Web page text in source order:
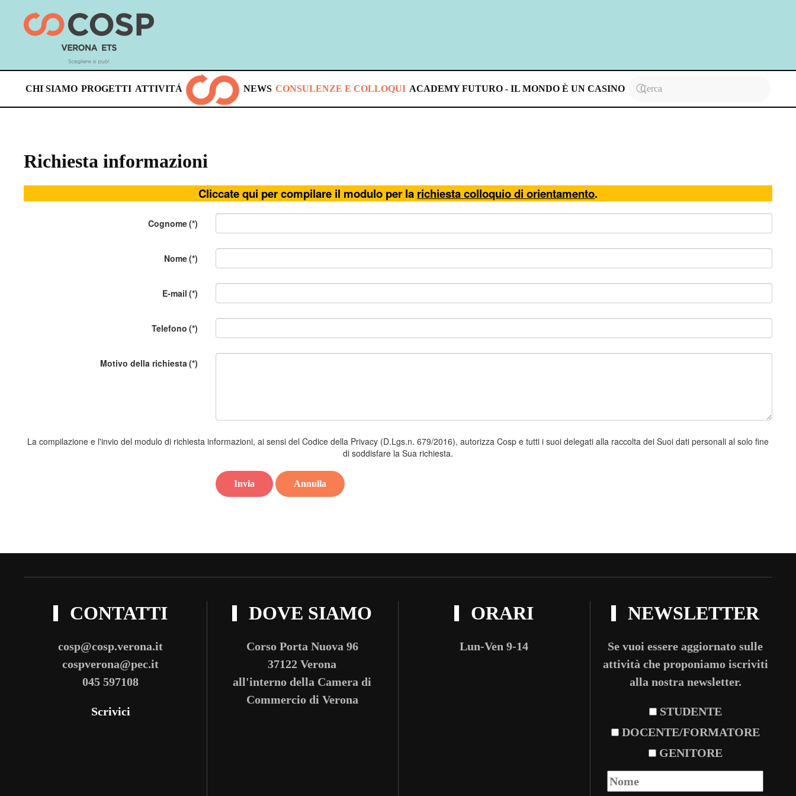
Skip
CHI SIAMO PROGETTI ATTIVITÁ NEWS CONSULENZE E COLLOQUI ACADEMY FUTURO - IL MONDO È UN CASINO
Richiesta informazioni
Cliccate qui per compilare il modulo per la richiesta colloquio di orientamento.
Cognome(*)
Nome(*)
E-mail (*)
Telefono (*)
Motivo della richiesta(*)
La compilazione e l'invio del modulo di richiesta informazioni, ai sensi del Codice della Privacy (D.Lgs.n. 679/2016), autorizza Cosp e tutti i suoi delegati alla raccolta dei Suoi dati personali al solo fine
di soddisfare la Sua richiesta.
Invia Annulla
CONTATTI
cosp@cosp.verona.it
cospverona@pec.it
045 597108
Scrivici
DOVE SIAMO
Corso Porta Nuova 96
37122 Verona
all'interno della Camera di
Commercio di Verona
ORARI
Lun-Ven 9-14
NEWSLETTER
Se vuoi essere aggiornato sulle
attività che proponiamo iscriviti
alla nostra newsletter.
STUDENTE
DOCENTE/FORMATORE
GENITORE